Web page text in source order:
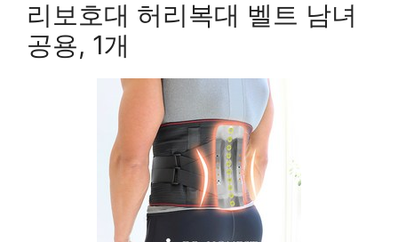
리보호대 허리복대 벨트 남녀
공용, 1개